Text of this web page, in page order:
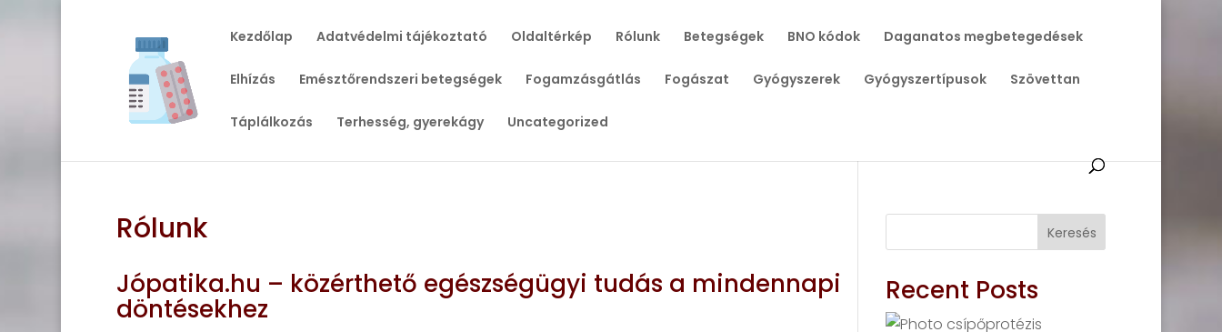
Kezdőlap Adatvédelmi tájékoztató Oldaltérkép Rólunk Betegségek BNO kódok Daganatos megbetegedések
Elhízás Emésztőrendszeri betegségek Fogamzásgátlás Fogászat Gyógyszerek Gyógyszertípusok Szövettan
Táplálkozás Terhesség, gyerekágy Uncategorized
Rólunk
Jópatika.hu – közérthető egészségügyi tudás a mindennapi
döntésekhez
Keresés
Recent Posts